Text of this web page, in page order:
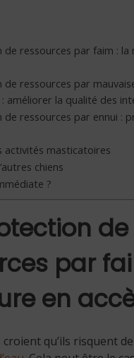
de ressources par faim : la
ressources par
améliorer la qualité des
de ressources par ennui :
activités masticatoires
chiens
?
de
par
en
qu’ils risquent